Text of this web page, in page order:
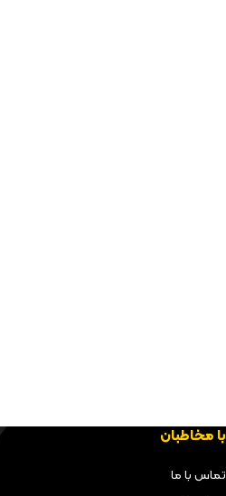
با مخاطبان
تماس با ما